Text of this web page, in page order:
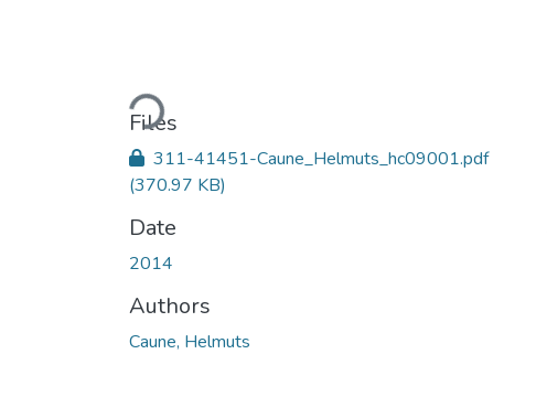
Loading...
Files
311-41451-Caune_Helmuts_hc09001.pdf
(370.97 KB)
Date
2014
Authors
Caune, Helmuts